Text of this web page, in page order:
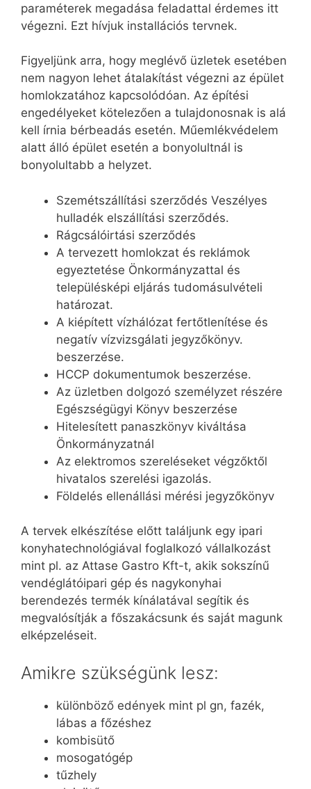
paraméterek megadása feladattal érdemes itt
végezni. Ezt hívjuk installációs tervnek.
Figyeljünk arra, hogy meglévő üzletek esetében
nem nagyon lehet átalakítást végezni az épület
homlokzatához kapcsolódóan. Az építési
engedélyeket kötelezően a tulajdonosnak is alá
kell írnia bérbeadás esetén. Műemlékvédelem
alatt álló épület esetén a bonyolultnál is
bonyolultabb a helyzet.
Szemétszállítási szerződés Veszélyes
hulladék elszállítási szerződés.
Rágcsálóirtási szerződés
A tervezett homlokzat és reklámok
egyeztetése Önkormányzattal és
településképi eljárás tudomásulvételi
határozat.
A kiépített vízhálózat fertőtlenítése és
negatív vízvizsgálati jegyzőkönyv.
beszerzése.
HCCP dokumentumok beszerzése.
Az üzletben dolgozó személyzet részére
Egészségügyi Könyv beszerzése
Hitelesített panaszkönyv kiváltása
Önkormányzatnál
Az elektromos szereléseket végzőktől
hivatalos szerelési igazolás.
Földelés ellenállási mérési jegyzőkönyv
A tervek elkészítése előtt találjunk egy ipari
konyhatechnológiával foglalkozó vállalkozást
mint pl. az Attase Gastro Kft-t, akik sokszínű
vendéglátóipari gép és nagykonyhai
berendezés termék kínálatával segítik és
megvalósítják a főszakácsunk és saját magunk
elképzeléseit.
Amikre szükségünk lesz:
különböző edények mint pl gn, fazék,
lábas a főzéshez
kombisütő
mosogatógép
tűzhely